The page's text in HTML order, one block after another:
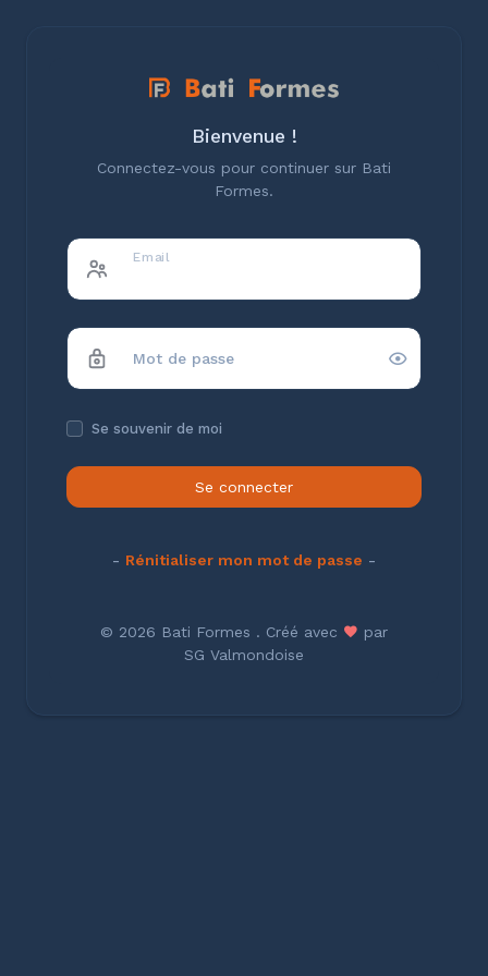
Bienvenue !
Connectez-vous pour continuer sur Bati
Formes.
Email
Mot de passe
Se souvenir de moi
Se connecter
- Rénitialiser mon mot de passe -
© 2026 Bati Formes . Créé avec
par
SG Valmondoise